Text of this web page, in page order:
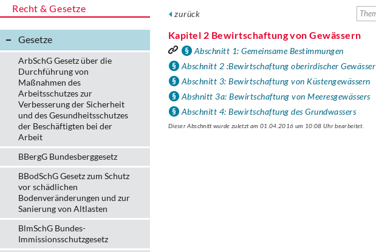
Recht & Gesetze
Gesetze
ArbSchG Gesetz über die
Durchführung von
Maßnahmen des
Arbeitsschutzes zur
Verbesserung der Sicherheit
und des Gesundheitsschutzes
der Beschäftigten bei der
Arbeit
BBergG Bundesberggesetz
BBodSchG Gesetz zum Schutz
vor schädlichen
Bodenveränderungen und zur
Sanierung von Altlasten
BlmSchG Bundes-
Immissionsschutz­gesetz
zurück
Kapitel 2 Bewirtschaftung von Gewässern
Abschnitt 1: Gemeinsame Bestimmungen
Abschnitt 2 :Bewirtschaftung oberirdischer Gewässer
Abschnitt 3: Bewirtschaftung von Küstengewässern
Abshnitt 3a: Bewirtschaftung von Meeresgewässers
Abschnitt 4: Bewirtschaftung des Grundwassers
Dieser Abschnitt wurde zuletzt am 01.04.2016 um 10:08 Uhr bearbeitet.